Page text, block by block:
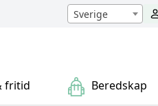
Sverige
fritid Beredskap